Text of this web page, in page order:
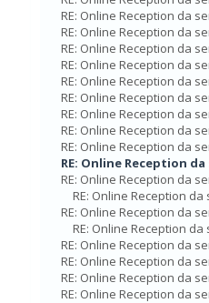
RE: Online Reception da
RE: Online Reception da
RE: Online Reception da
RE: Online Reception da
RE: Online Reception da
RE: Online Reception da
RE: Online Reception da
RE: Online Reception da
RE: Online Reception da
RE: Online Reception
RE: Online Reception da
RE: Online Reception
RE: Online Reception da
RE: Online Reception
RE: Online Reception da
RE: Online Reception da
RE: Online Reception da
RE: Online Reception da